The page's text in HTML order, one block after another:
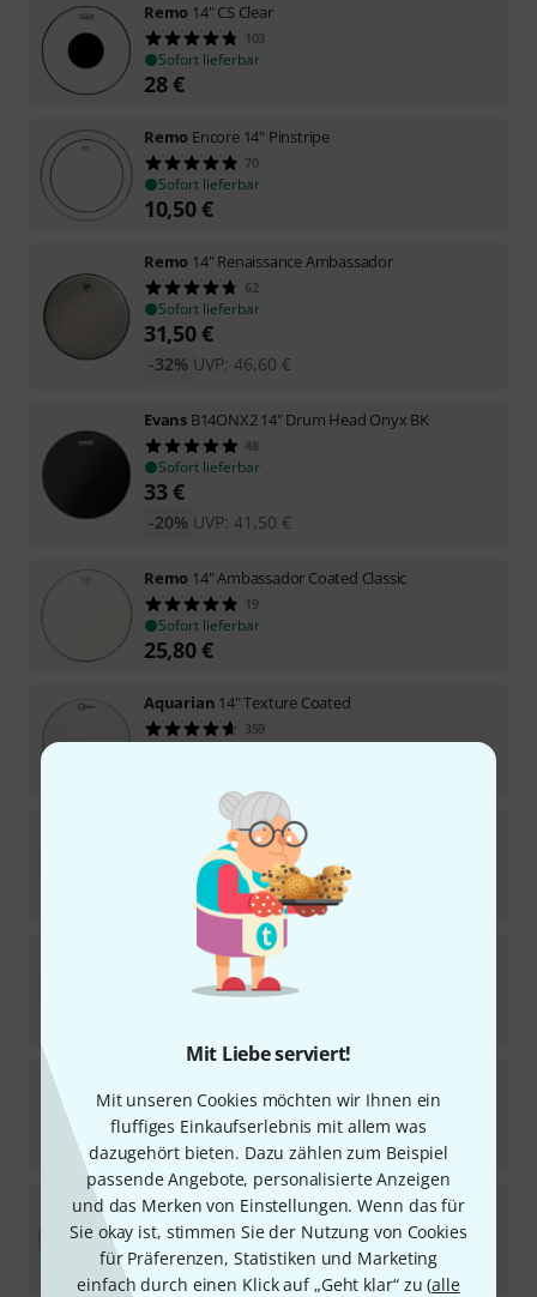
Mit Liebe serviert!
Mit unseren Cookies möchten wir Ihnen ein
fluffiges Einkaufserlebnis mit allem was
dazugehört bieten. Dazu zählen zum Beispiel
passende Angebote, personalisierte Anzeigen
und das Merken von Einstellungen. Wenn das für
Sie okay ist, stimmen Sie der Nutzung von Cookies
für Präferenzen, Statistiken und Marketing
einfach durch einen Klick auf „Geht klar“ zu (alle
Remo 14" CS Clear
103
Sofort lieferbar
28€
Remo Encore 14" Pinstripe
70
Sofort lieferbar
10,50€
Remo 14" Renaissance Ambassador
62
Sofort lieferbar
31,50€
UVP: 46,60 €
-32%
Evans B14ONX2 14" Drum Head Onyx BK
48
Sofort lieferbar
33€
UVP: 41,50 €
-20%
Remo 14" Ambassador Coated Classic
19
Sofort lieferbar
25,80€
Aquarian 14" Texture Coated
359
14" Powerstroke 4 Coated
99
Sofort lieferbar
14" Pinstripe Coated
59
Sofort lieferbar
51
Sofort lieferbar
48 €
Remo 14" Powerstroke 4 Clear
65
Sofort lieferbar
34 €